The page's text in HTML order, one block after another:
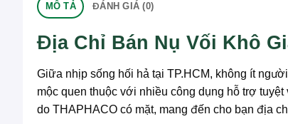
MÔ TẢ ĐÁNH GIÁ (0)
Địa Chỉ Bán Nụ Vối Khô
Giữa nhịp sống hối hả tại TP.HCM, không ít
mộc quen thuộc với nhiều công dụng hỗ trợ
do THAPHACO có mặt, mang đến cho bạn địa